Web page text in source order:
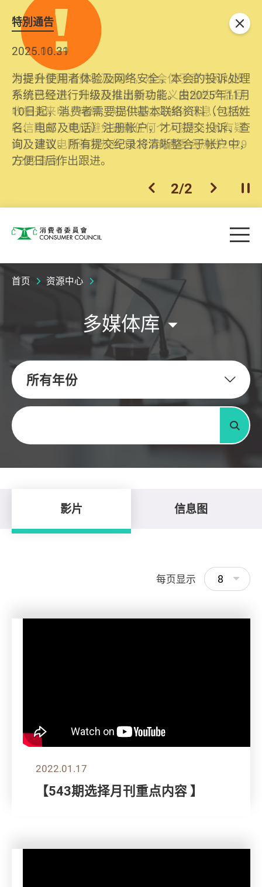
特別通告
2026.06.29
消委会提醒消费者及商户，本会仅于官方网站发
布消费警示。如接获以消委会名义发出的产品回
收相关来电、电邮、短讯或社交媒体讯息，切勿
轻信回应，更应避免透露任何个人资料。如有疑
问，请致电防骗易热线18222或消委会热线2929
2222查询。
2025.10.31
为提升使用者体验及网络安全，本会的投诉处理
系统已经进行升级及推出新功能。由2025年11月
10日起，消费者需要提供基本联络资料（包括姓
名、电邮及电话）注册帐户，才可提交投诉、查
询及建议。所有提交纪录将清晰整合于帐户中，
方便日后作出跟进。
上一个
2/2 下一个开
关闭
消费者委员会 目
首页 资源中心
多媒体库
所有年份
关键字
搜寻
影片 信息图
每页显示 8
2022.01.17
【543期选择月刊重点内容 】